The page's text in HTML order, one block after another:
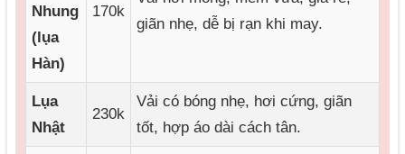
Nhung
(lụa
Hàn)
170k
giãn nhẹ, dễ bị rạn khi may.
Lụa
Nhật
230k
Vải có bóng nhẹ, hơi cứng, giãn
tốt, hợp áo dài cách tân.